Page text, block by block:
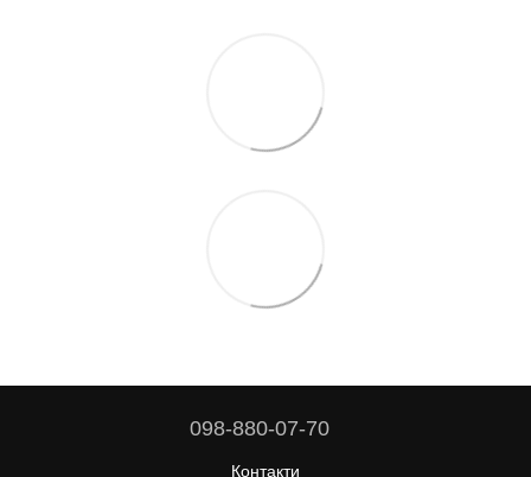
098-880-07-70
Контакти